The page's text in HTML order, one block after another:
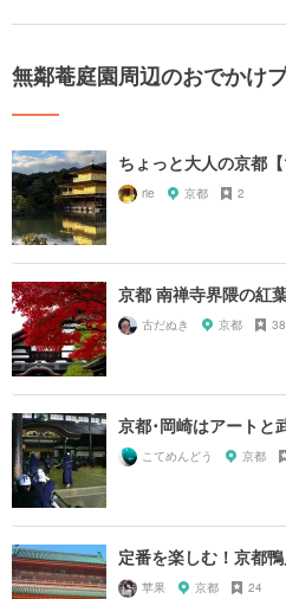
無鄰菴庭園周辺のおでかけ
ちょっと大人の京都【
rie 京都 2
京都 南禅寺界隈の紅
古だぬき 京都 38
京都･岡崎はアートと
こてめんどう 京都
定番を楽しむ！京都
苹果 京都 24